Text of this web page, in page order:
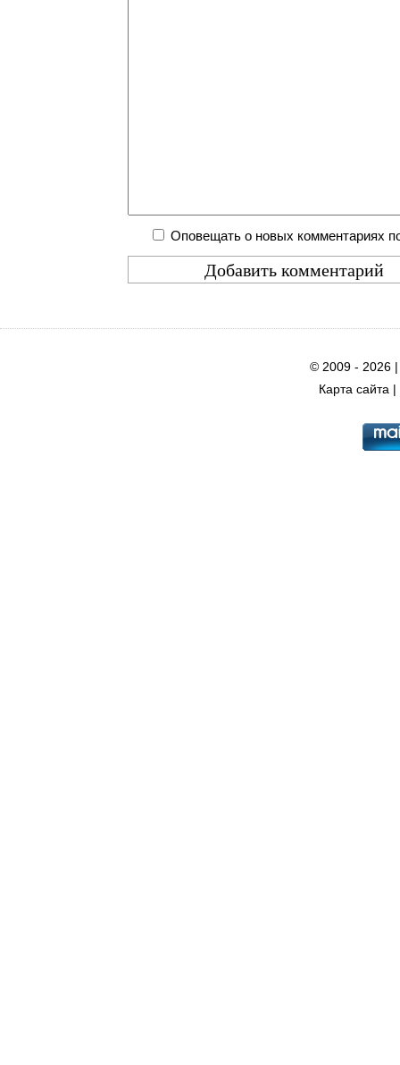
Оповещать о новых комментариях
© 2009 - 2026
Карта сайта